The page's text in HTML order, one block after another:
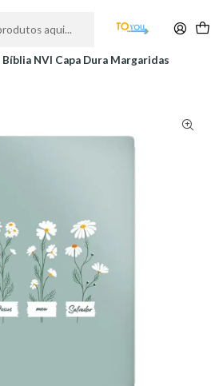
10H.
Bíblia NVI Capa Dura Margaridas